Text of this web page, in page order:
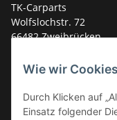
Wie wir
Durch Klicken auf
Einsatz folgender
TK-Carparts
Wolfslochstr. 72
66482 Zweibrücken
Service-Hotline +49
E-Mail:mail@tk-
Montag-Donnerstag